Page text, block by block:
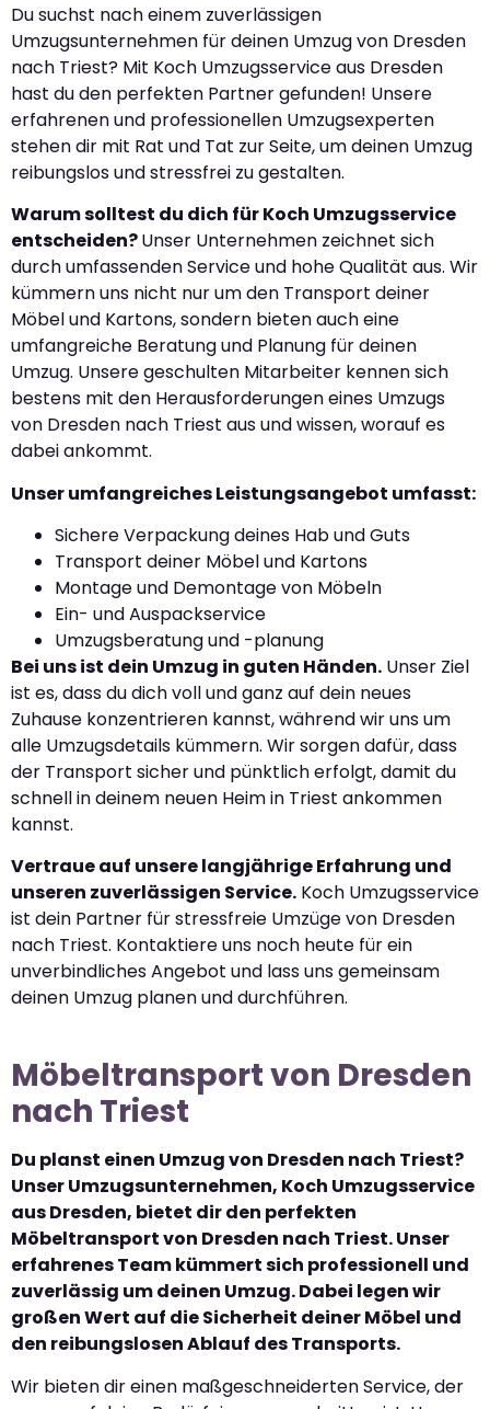
Du suchst nach einem zuverlässigen
Umzugsunternehmen für deinen Umzug von Dresden
nach Triest? Mit Koch Umzugsservice aus Dresden
hast du den perfekten Partner gefunden! Unsere
erfahrenen und professionellen Umzugsexperten
stehen dir mit Rat und Tat zur Seite, um deinen Umzug
reibungslos und stressfrei zu gestalten.
Warum solltest du dich für Koch Umzugsservice
entscheiden?Unser Unternehmen zeichnet sich
durch umfassenden Service und hohe Qualität aus. Wir
kümmern uns nicht nur um den Transport deiner
Möbel und Kartons, sondern bieten auch eine
umfangreiche Beratung und Planung für deinen
Umzug. Unsere geschulten Mitarbeiter kennen sich
bestens mit den Herausforderungen eines Umzugs
von Dresden nach Triest aus und wissen, worauf es
dabei ankommt.
Unser umfangreiches Leistungsangebot umfasst:
Sichere Verpackung deines Hab und Guts
Transport deiner Möbel und Kartons
Montage und Demontage von Möbeln
Ein- und Auspackservice
Umzugsberatung und -planung
Bei uns ist dein Umzug in guten Händen. Unser Ziel
ist es, dass du dich voll und ganz auf dein neues
Zuhause konzentrieren kannst, während wir uns um
alle Umzugsdetails kümmern. Wir sorgen dafür, dass
der Transport sicher und pünktlich erfolgt, damit du
schnell in deinem neuen Heim in Triest ankommen
kannst.
Vertraue auf unsere langjährige Erfahrung und
unseren zuverlässigen Service. Koch Umzugsservice
ist dein Partner für stressfreie Umzüge von Dresden
nach Triest. Kontaktiere uns noch heute für ein
unverbindliches Angebot und lass uns gemeinsam
deinen Umzug planen und durchführen.
Möbeltransport von Dresden
nach Triest
Du planst einen Umzug von Dresden nach Triest?
Unser Umzugsunternehmen, Koch Umzugsservice
aus Dresden, bietet dir den perfekten
Möbeltransport von Dresden nach Triest. Unser
erfahrenes Team kümmert sich professionell und
zuverlässig um deinen Umzug. Dabei legen wir
großen Wert auf die Sicherheit deiner Möbel und
den reibungslosen Ablauf des Transports.
Wir bieten dir einen maßgeschneiderten Service, der